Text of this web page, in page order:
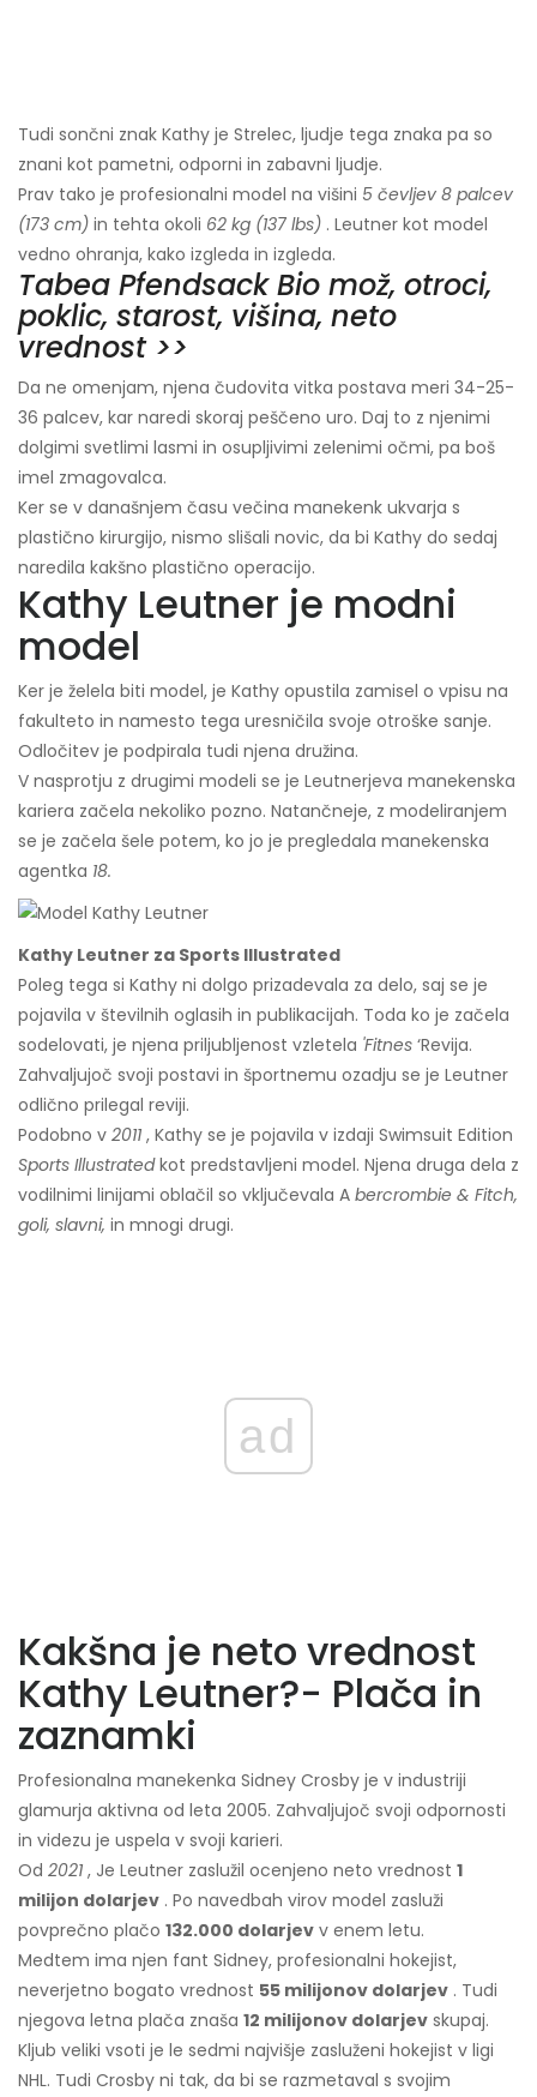
Tudi sončni znak Kathy je Strelec, ljudje tega znaka pa so
znani kot pametni, odporni in zabavni ljudje.
Prav tako je profesionalni model na višini 5 čevljev 8 palcev
(173 cm) in tehta okoli 62 kg (137 lbs) . Leutner kot model
vedno ohranja, kako izgleda in izgleda.
Tabea Pfendsack Bio mož, otroci,
poklic, starost, višina, neto
vrednost >>
Da ne omenjam, njena čudovita vitka postava meri 34-25-
36 palcev, kar naredi skoraj peščeno uro. Daj to z njenimi
dolgimi svetlimi lasmi in osupljivimi zelenimi očmi, pa boš
imel zmagovalca.
Ker se v današnjem času večina manekenk ukvarja s
plastično kirurgijo, nismo slišali novic, da bi Kathy do sedaj
naredila kakšno plastično operacijo.
Kathy Leutner je modni
model
Ker je želela biti model, je Kathy opustila zamisel o vpisu na
fakulteto in namesto tega uresničila svoje otroške sanje.
Odločitev je podpirala tudi njena družina.
V nasprotju z drugimi modeli se je Leutnerjeva manekenska
kariera začela nekoliko pozno. Natančneje, z modeliranjem
se je začela šele potem, ko jo je pregledala manekenska
agentka 18.
Kathy Leutner za Sports Illustrated
Poleg tega si Kathy ni dolgo prizadevala za delo, saj se je
pojavila v številnih oglasih in publikacijah. Toda ko je začela
sodelovati, je njena priljubljenost vzletela 'Fitnes ‘Revija.
Zahvaljujoč svoji postavi in ​​športnemu ozadju se je Leutner
odlično prilegal reviji.
Podobno v 2011 , Kathy se je pojavila v izdaji Swimsuit Edition
Sports Illustratedkot predstavljeni model. Njena druga dela z
vodilnimi linijami oblačil so vključevala A bercrombie & Fitch,
goli, slavni, in mnogi drugi.
ad
Kakšna je neto vrednost
Kathy Leutner?- Plača in
zaznamki
Profesionalna manekenka Sidney Crosby je v industriji
glamurja aktivna od leta 2005. Zahvaljujoč svoji odpornosti
in videzu je uspela v svoji karieri.
Od 2021 , Je Leutner zaslužil ocenjeno neto vrednost 1
milijon dolarjev . Po navedbah virov model zasluži
povprečno plačo 132.000 dolarjev v enem letu.
Medtem ima njen fant Sidney, profesionalni hokejist,
neverjetno bogato vrednost 55 milijonov dolarjev . Tudi
njegova letna plača znaša 12 milijonov dolarjev skupaj.
Kljub veliki vsoti je le sedmi najvišje zasluženi hokejist v ligi
NHL. Tudi Crosby ni tak, da bi se razmetaval s svojim